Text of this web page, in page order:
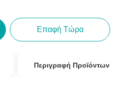
Επαφή Τώρα
Περιγραφή Προϊόντων